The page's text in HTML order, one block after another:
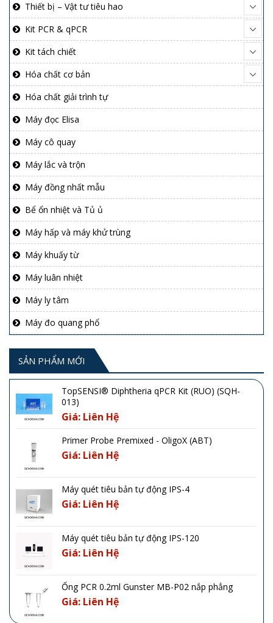
Thiết bị – Vật tư tiêu hao
Kit PCR & qPCR
Kit tách chiết
Hóa chất cơ bản
Hóa chất giải trình tự
Máy đọc Elisa
Máy cô quay
Máy lắc và trộn
Máy đồng nhất mẫu
Bể ổn nhiệt và Tủ ủ
Máy hấp và máy khử trùng
Máy khuấy từ
Máy luân nhiệt
Máy ly tâm
Máy đo quang phổ
SẢN PHẨM MỚI
TopSENSI® Diphtheria qPCR Kit (RUO) (SQH-
013)
Giá: Liên Hệ
Primer Probe Premixed - OligoX (ABT)
Giá: Liên Hệ
Máy quét tiêu bản tự động IPS-4
Giá: Liên Hệ
Máy quét tiêu bản tự động IPS-120
Giá: Liên Hệ
Ống PCR 0.2ml Gunster MB-P02 nắp phẳng
Giá: Liên Hệ